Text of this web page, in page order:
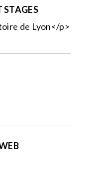
STAGES
de Lyon</p>